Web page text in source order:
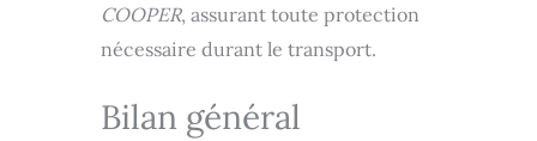
dans la force et le
est unique, ce qui
COOPER, assurant toute protection
nécessaire durant le transport.
Bilan général